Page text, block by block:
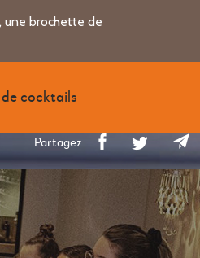
une brochette de
cocktails
Partagez